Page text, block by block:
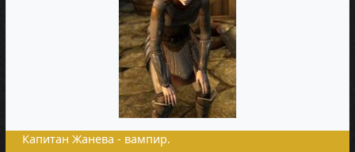
Капитан Жанева - вампир.